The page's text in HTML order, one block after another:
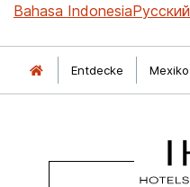
Bahasa IndonesiaРусский
Entdecke Mexiko